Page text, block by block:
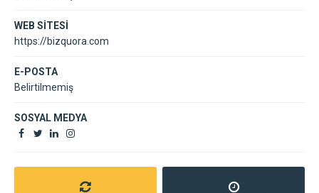
WEB SİTESİ
https://bizquora.com
E-POSTA
Belirtilmemiş
SOSYAL MEDYA